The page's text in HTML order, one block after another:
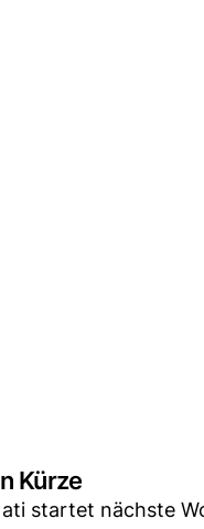
Kürze
startet nächste